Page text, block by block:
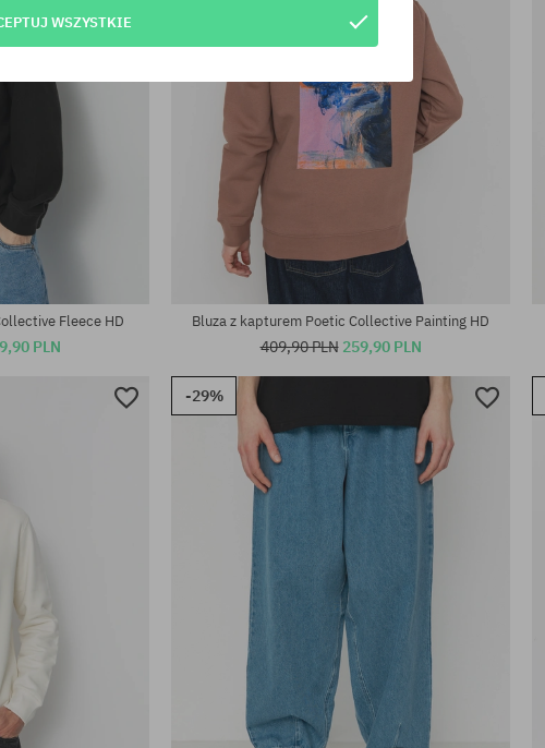
Dostępne rozmiary:
S; M; XL
Fleece HD
PLN
Bluza z kapturem Poetic Collective Painting HD
409,90 PLN 259,90 PLN
-29%
WSZYSTKIE